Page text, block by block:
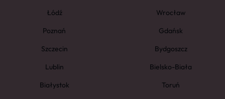
Łódź
Wrocław
Poznań
Gdańsk
Szczecin
Bydgoszcz
Lublin
Bielsko-Biała
Białystok
Toruń